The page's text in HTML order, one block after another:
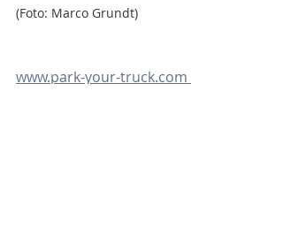
(Foto: Marco Grundt)
www.park-your-truck.com